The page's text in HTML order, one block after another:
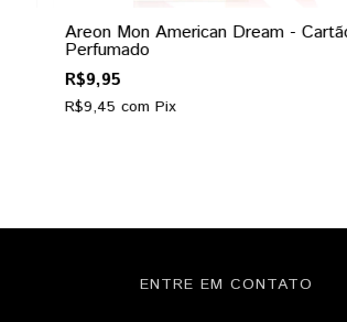
Areon Mon American Dream -
Perfumado
R$9,95
R$9,45 com Pix
ENTRE EM CONTATO